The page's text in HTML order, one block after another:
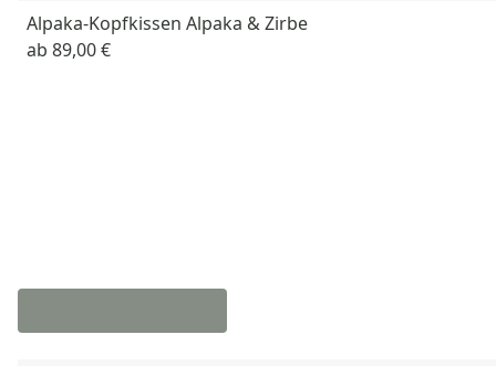
Alpaka-Kopfkissen Alpaka & Zirbe
ab 89,00 €